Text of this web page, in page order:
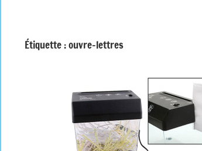
Étiquette :ouvre-lettres